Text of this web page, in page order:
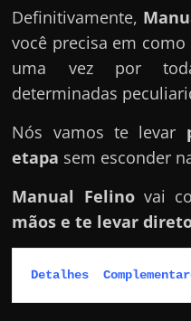
n
a
i
n
e
r
n
e
Definitivamente,
você precisa em
uma vez por
determinadas
Nós vamos te levar
etapa sem esconder
Manual Felinovai
mãos e te levar direto
Detalhes